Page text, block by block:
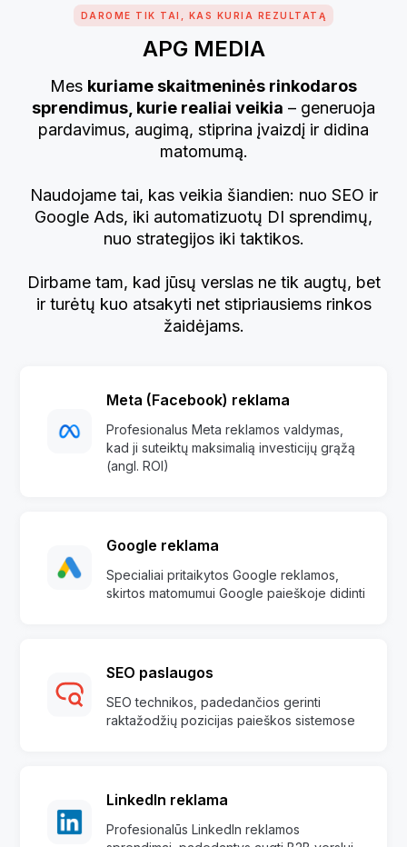
DAROME TIK TAI, KAS KURIA REZULTATĄ
APG MEDIA
Mes kuriame skaitmeninės rinkodaros
sprendimus, kurie realiai veikia – generuoja
pardavimus, augimą, stiprina įvaizdį ir didina
matomumą.
Naudojame tai, kas veikia šiandien: nuo SEO ir
Google Ads, iki automatizuotų DI sprendimų,
nuo strategijos iki taktikos.
Dirbame tam, kad jūsų verslas ne tik augtų, bet
ir turėtų kuo atsakyti net stipriausiems rinkos
žaidėjams.
Meta (Facebook) reklama
Profesionalus Meta reklamos valdymas,
kad ji suteiktų maksimalią investicijų grąžą
(angl. ROI)
Google reklama
Specialiai pritaikytos Google reklamos,
skirtos matomumui Google paieškoje didinti
SEO paslaugos
SEO technikos, padedančios gerinti
raktažodžių pozicijas paieškos sistemose
LinkedIn reklama
Profesionalūs LinkedIn reklamos